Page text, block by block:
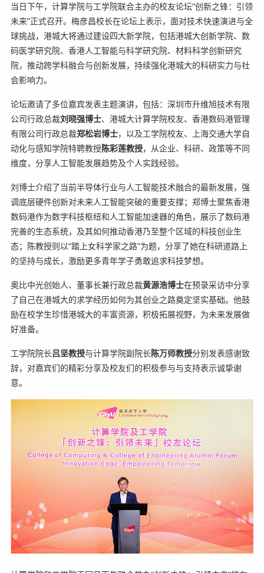
当日下午，计算学院与工学院联合主办的校友论坛“创新之锋：引领
未来”正式召开。梅彦昌校长在论坛上表示，面对技术快速演进与全
球挑战，港城大将通过建设四大新学院，包括港城大创新学院、数
码医学研究院、香港人工智能与科学研究院、材料科学创新研究
院，推动跨学科融合与创新发展，持续强化港城大的科研实力与社
会影响力。
论坛邀请了多位嘉宾发表主题演讲，包括：深圳市升维旭技术有限
公司行政总裁刘晓强博士、港城大计算学院校友、香港数码港管理
有限公司行政总裁郑松岩博士，以及工学院校友、上海交通大学自
动化与感知学院特聘教授陈彩莲教授，从企业、科研、政策等不同
维度，分享人工智能发展趋势及个人实践经验。
刘博士介绍了当前半导体行业与人工智能技术融合的最新发展，强
调底层硬件创新对未来人工智能突破的重要支撑；郑博士聚焦香港
数码港作为数字科技枢纽和人工智能加速器的角色，展示了数码港
完善的生态系统，及其如何推动香港乃至整个区域的科技创业生
态；陈教授则以“踏上女科学家之路”为题，分享了她在科研道路上
的坚持与成长，激励更多青年学子勇敢追求科技梦想。
奥比中光创始人、董事长兼行政总裁黄源浩博士在预录采访中分享
了自己在港城大的求学经历如何为其创业之路奠定坚实基础。他鼓
励在校学生珍惜港城大的丰富资源，积极拓展视野，为未来发展做
好准备。
工学院院长吕坚教授与计算学院副院长陈万师教授分别发表感谢致
辞，对嘉宾们的精彩分享及校友们的积极参与与支持表示诚挚谢
意。